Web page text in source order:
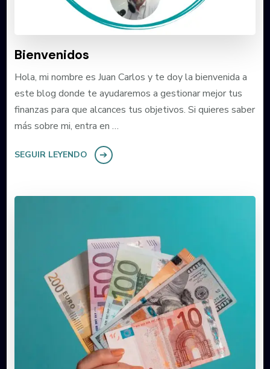
Bienvenidos
Hola, mi nombre es Juan Carlos y te doy la bienvenida a
este blog donde te ayudaremos a gestionar mejor tus
finanzas para que alcances tus objetivos. Si quieres saber
más sobre mi, entra en …
SEGUIR LEYENDO